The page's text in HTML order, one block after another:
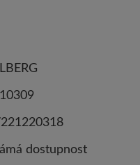
dostupnost